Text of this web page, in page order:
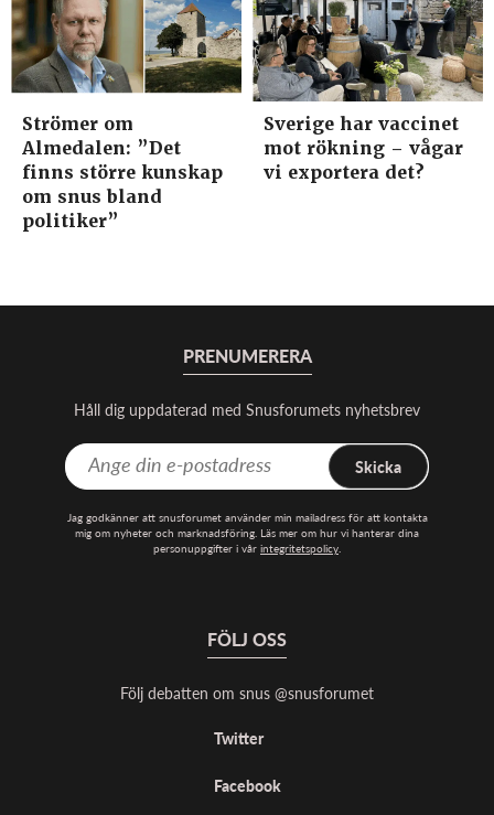
Strömer om
Almedalen: ”Det
finns större kunskap
om snus bland
politiker”
Sverige har vaccinet
mot rökning – vågar
vi exportera det?
PRENUMERERA
Håll dig uppdaterad med Snusforumets nyhetsbrev
Skicka
Jag godkänner att snusforumet använder min mailadress för att kontakta
mig om nyheter och marknadsföring. Läs mer om hur vi hanterar dina
personuppgifter i vår integritetspolicy.
FÖLJ OSS
Följ debatten om snus @snusforumet
Twitter
Facebook